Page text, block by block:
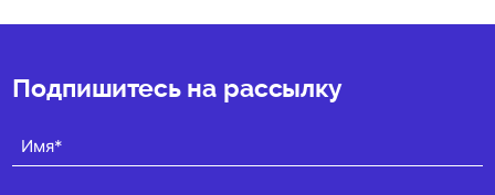
Подпишитесь на рассылку